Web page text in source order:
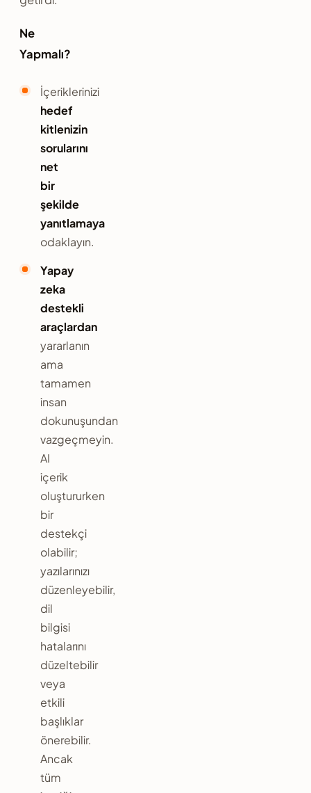
Ne
Yapmalı?
İçeriklerinizi
hedef
kitlenizin
sorularını
net
bir
şekilde
yanıtlamaya
odaklayın.
Yapay
zeka
destekli
araçlardan
yararlanın
ama
tamamen
insan
dokunuşundan
vazgeçmeyin.
AI
içerik
oluştururken
bir
destekçi
olabilir;
yazılarınızı
düzenleyebilir,
dil
bilgisi
hatalarını
düzeltebilir
veya
etkili
başlıklar
önerebilir.
Ancak
tüm